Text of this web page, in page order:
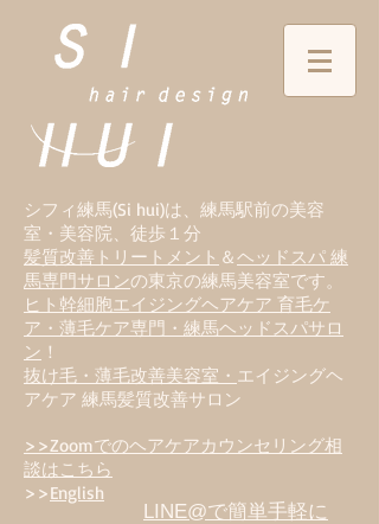
シフィ練馬(Si hui)は、 練馬駅前の美容
室・美容院、徒歩１分
髪質改善トリートメント ＆ヘッドスパ 練
馬専門サロンの東京の練馬美容室です。
ヒト幹細胞エイジングヘアケア 育毛ケ
ア・薄毛ケア専門・練馬ヘッドスパサロ
ン ！
抜け毛・薄毛改善美容室・ エイジングヘ
アケア 練馬髪質改善サロン
>>Zoomでのヘアケアカウンセリング相
談はこちら
>>English
LINE@で簡単手軽に